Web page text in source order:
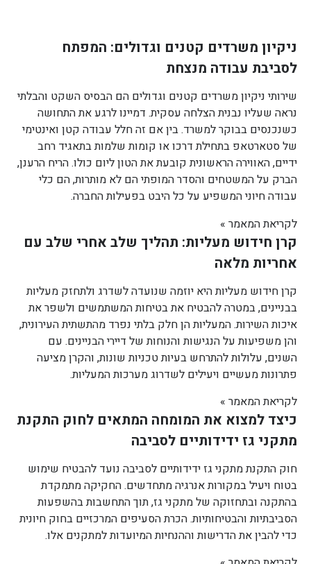
ניקיון משרדים קטנים וגדולים: המפתח
לסביבת עבודה מנצחת
שירותי ניקיון משרדים קטנים וגדולים הם הבסיס השקט והבלתי
נראה שעליו נבנית הצלחה עסקית. דמיינו לרגע את התחושה
כשנכנסים בבוקר למשרד. בין אם זה חלל עבודה קטן ואינטימי
של סטארטאפ בתחילת דרכו או קומות שלמות בתאגיד רחב
ידיים, האווירה הראשונית קובעת את הטון ליום כולו. הריח הרענן,
הברק על המשטחים והסדר המופתי הם לא מותרות, הם כלי
עבודה חיוני המשפיע על כל היבט בפעילות החברה.
לקריאת המאמר »
קרן חידוש מעליות: תהליך שלב אחרי שלב עם
אחריות מלאה
קרן חידוש מעליות היא יוזמה שנועדה לשדרג ולתחזק מעליות
בבניינים, במטרה להבטיח את בטיחות המשתמשים ולשפר את
איכות השירות. המעליות הן חלק בלתי נפרד מהתשתית העירונית,
והן משפיעות על הנגישות והנוחות של דיירי הבניינים. עם
השנים, עלולות להתרחש בעיות טכניות שונות, והקרן מציעה
פתרונות מעשיים ויעילים לשדרוג מערכות המעליות.
לקריאת המאמר »
כיצד למצוא את המומחה המתאים לחוק התקנת
מתקני גז ידידותיים לסביבה
חוק התקנת מתקני גז ידידותיים לסביבה נועד להבטיח שימוש
בטוח ויעיל במקורות אנרגיה מתחדשים. החקיקה מתמקדת
בהתקנה ובתחזוקה של מתקני גז, תוך התחשבות בהשפעות
הסביבתיות והבטיחותיות. הכרת הסעיפים המרכזיים בחוק חיונית
כדי להבין את הדרישות וההנחיות המיועדות למתקנים אלו.